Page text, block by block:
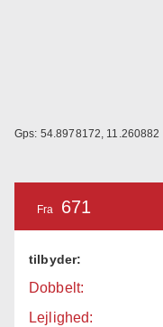
Gps: 54.8978172, 11.260882
Fra 671
tilbyder:
Dobbelt:
Lejlighed: